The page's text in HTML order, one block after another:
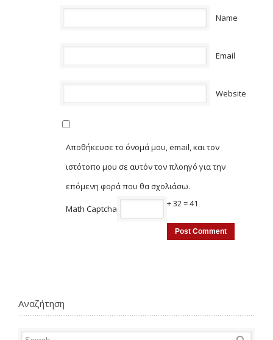
Name
Email
Website
Αποθήκευσε το όνομά μου, email, και τον
ιστότοπο μου σε αυτόν τον πλοηγό για την
επόμενη φορά που θα σχολιάσω.
Math Captcha + 32 = 41
Αναζήτηση